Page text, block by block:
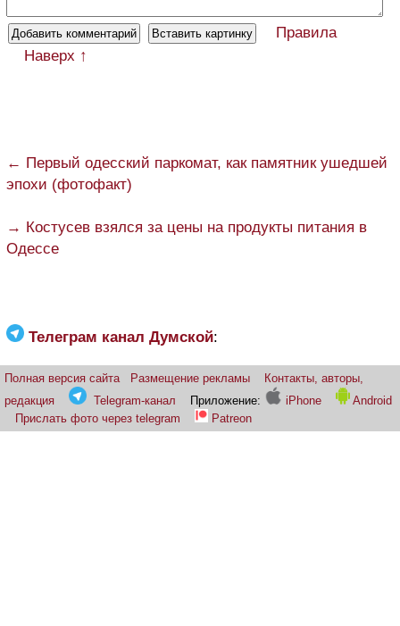
Правила
Наверх ↑
← Первый одесский паркомат, как памятник ушедшей
эпохи (фотофакт)
→ Костусев взялся за цены на продукты питания в
Одессе
Телеграм канал Думской:
Полная версия сайта Размещение рекламы
Контакты, авторы,
редакция
Telegram-канал Приложение: iPhone
Android
Прислать фото через telegram
Patreon